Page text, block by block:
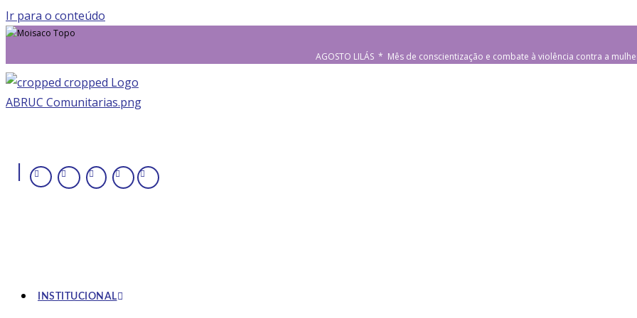
Ir para o conteúdo
AGOSTO LILÁS * Mês de conscientização e combate à violência contra a
|
INSTITUCIONAL